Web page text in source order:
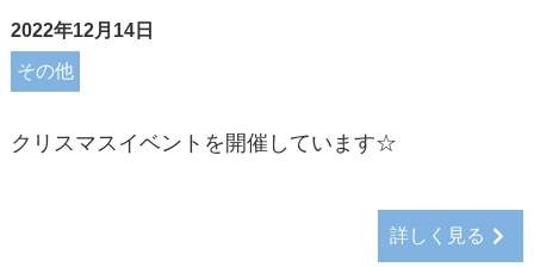
2022年12月14日
その他
クリスマスイベントを開催しています☆
詳しく見る